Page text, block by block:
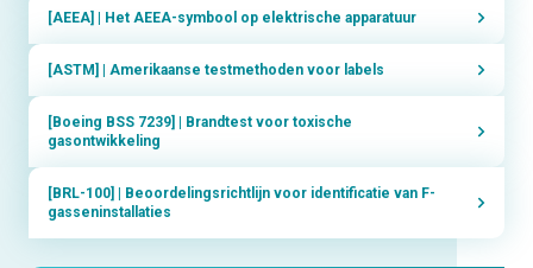
[AEEA] | Het AEEA-symbool op elektrische apparatuur
[ASTM] | Amerikaanse testmethoden voor labels
[Boeing BSS 7239] | Brandtest voor toxische
gasontwikkeling
[BRL-100] | Beoordelingsrichtlijn voor identificatie van F-
gasseninstallaties